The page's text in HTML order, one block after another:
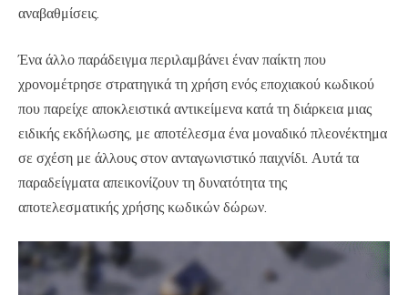
αναβαθμίσεις.
Ένα άλλο παράδειγμα περιλαμβάνει έναν παίκτη που
χρονομέτρησε στρατηγικά τη χρήση ενός εποχιακού κωδικού
που παρείχε αποκλειστικά αντικείμενα κατά τη διάρκεια μιας
ειδικής εκδήλωσης, με αποτέλεσμα ένα μοναδικό πλεονέκτημα
σε σχέση με άλλους στον ανταγωνιστικό παιχνίδι. Αυτά τα
παραδείγματα απεικονίζουν τη δυνατότητα της
αποτελεσματικής χρήσης κωδικών δώρων.